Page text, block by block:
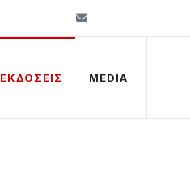
ΕΚΔΟΣΕΙΣ MEDIA